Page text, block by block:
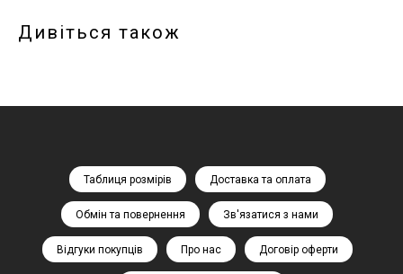
Дивіться також
Таблиця розмірів Доставка та оплата
Обмін та повернення Зв'язатися з нами
Відгуки покупців Про нас Договір оферти